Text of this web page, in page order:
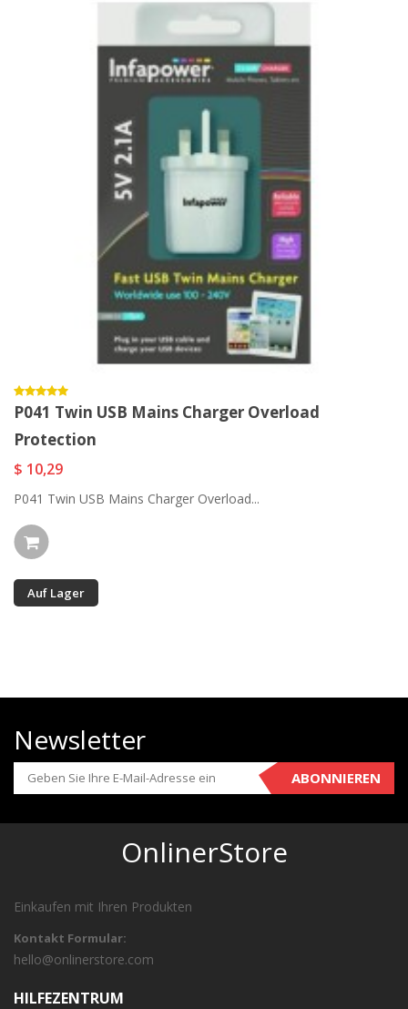
P041 Twin USB Mains Charger Overload
Protection
$ 10,29
P041 Twin USB Mains Charger Overload...
Auf Lager
Newsletter
ABONNIEREN
OnlinerStore
Einkaufen mit Ihren Produkten
Kontakt Formular:
hello@onlinerstore.com
HILFEZENTRUM